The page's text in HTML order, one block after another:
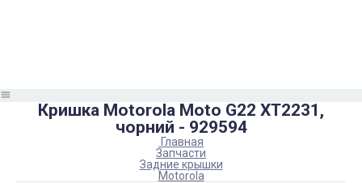
Кришка Motorola Moto G22 XT2231,
чорний - 929594
Главная
Запчасти
Задние крышки
Motorola